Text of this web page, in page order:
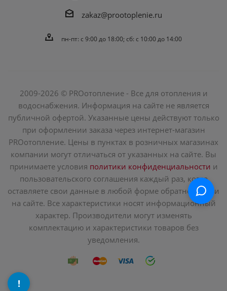
zakaz@prootoplenie.ru
пн-пт: c 9:00 до 18:00; сб: с 10:00 до 14:00
2009-2026 © PROотопление - Все для отопления и
водоснабжения. Информация на сайте не является
публичной офертой. Указанные цены действуют только
при оформлении заказа через интернет-магазин
PROотопление. Цены в пунктах в розничных магазинах
компании могут отличаться от указанных на сайте. Вы
принимаете условия политики конфиденциальности и
пользовательского соглашения каждый раз, когда
оставляете свои данные в любой форме обратной связи
на сайте. Все характеристики носят информационный
характер. Производители могут изменять
комплектацию и характеристики товаров без
уведомления.
!